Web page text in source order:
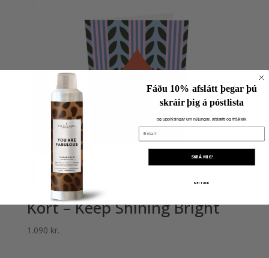
Kort – Keep Shining Bright
1.090 kr.
Fáðu 10% afslátt þegar þú
skráir þig á póstlista
og upplýsingar um nýjungar, afslætti og fróðleik
Email
SKRÁ MIG!
NEI TAKK